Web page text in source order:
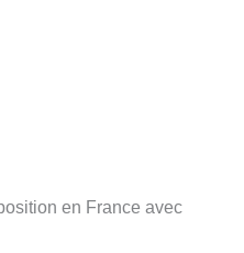
en France avec